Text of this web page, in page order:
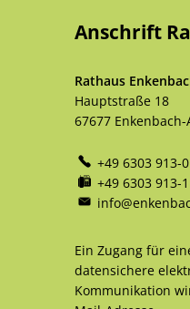
Anschrift
Rathaus
Hauptstraße 18
67677
+49 6303 913-0
+49 6303 913-
Ein Zugang für
datensichere
Kommunikation